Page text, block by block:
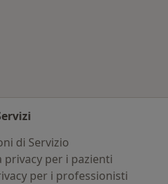
di Servizio
per i pazienti
per i professionisti